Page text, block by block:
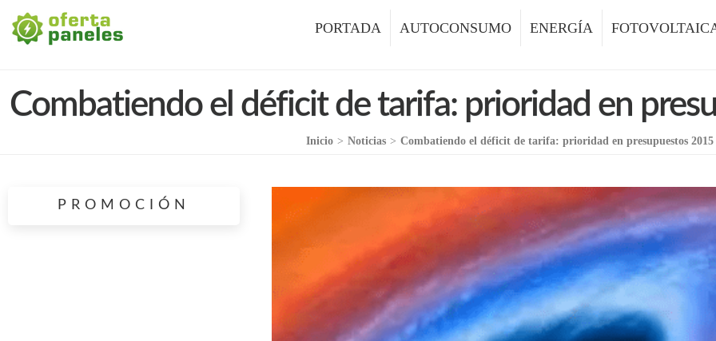
Oferta Paneles
La Mejor Oferta en Paneles Solares PORTADA AUTOCONSUMO ENERGÍA
Combatiendo el déficit de tarifa: prioridad en
Inicio > Noticias > Combatiendo el déficit de tarifa: prioridad en presupuestos 2015
PROMOCIÓN